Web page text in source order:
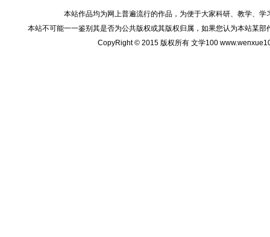
本站作品均为网上普遍流行的作品，为便于大家科研、教学、
本站不可能一一鉴别其是否为公共版权或其版权归属，如果您认为本站某
CopyRight © 2015 版权所有 文学100